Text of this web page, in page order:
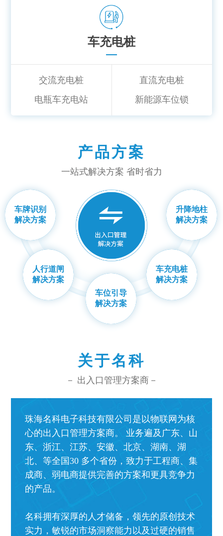
车充电桩
交流充电桩
直流充电桩
电瓶车充电站
新能源车位锁
产品方案
一站式解决方案 省时省力
车牌识别
解决方案
人行道闸
解决方案
车位引导
解决方案
车充电桩
解决方案
升降地柱
解决方案
关于名科
－ 出入口管理方案商－
珠海名科电子科技有限公司是以物联网为核
心的出入口管理方案商。 业务遍及广东、山
东、浙江、江苏、安徽、北京、湖南、湖
北、等全国30 多个省份，致力于工程商、集
成商、弱电商提供完善的方案和更具竞争力
的产品。
名科拥有深厚的人才储备，领先的原创技术
实力，敏锐的市场洞察能力以及过硬的销售